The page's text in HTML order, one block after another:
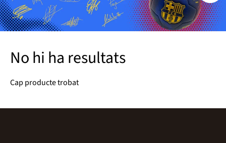
No hi ha resultats
Cap producte trobat